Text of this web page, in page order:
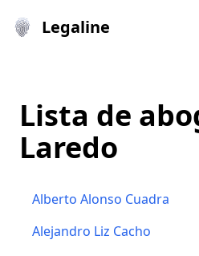
Legaline
Lista de
Laredo
Alberto Alonso Cuadra
Alejandro Liz Cacho